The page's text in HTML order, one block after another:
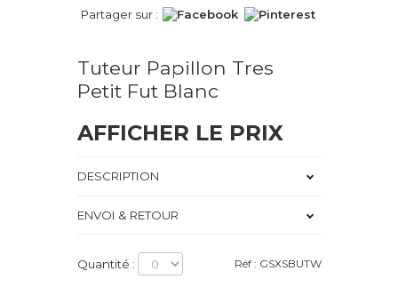
Partager sur :
Tuteur Papillon Tres
Petit Fut Blanc
AFFICHER LE PRIX
DESCRIPTION
ENVOI & RETOUR
Quantité : Réf : GSXSBUTW